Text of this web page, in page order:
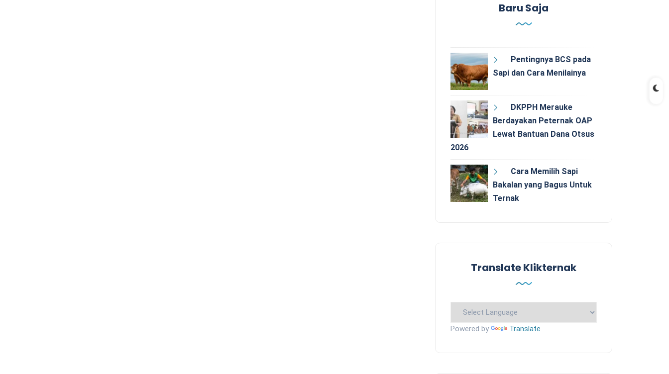
Baru Saja
Pentingnya BCS pada
Sapi dan Cara Menilainya
DKPPH Merauke
Berdayakan Peternak OAP
Lewat Bantuan Dana Otsus
2026
Cara Memilih Sapi
Bakalan yang Bagus Untuk
Ternak
Translate Klikternak
Powered by Translate